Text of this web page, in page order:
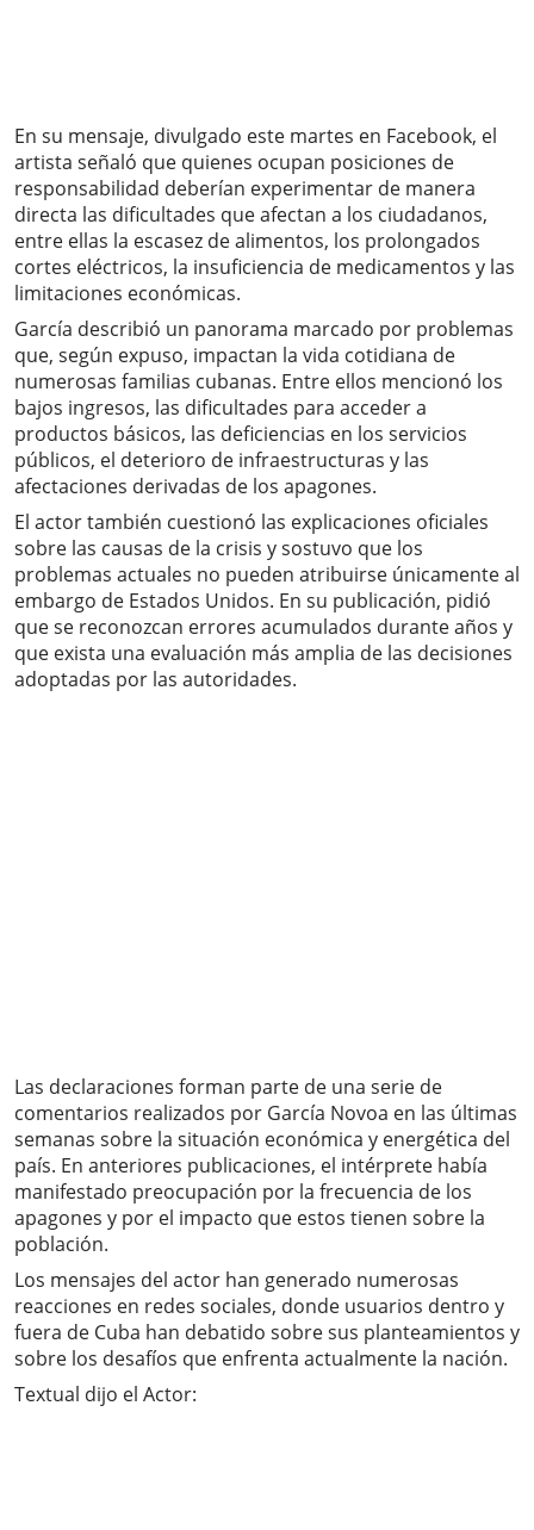
En su mensaje, divulgado este martes en Facebook, el
artista señaló que quienes ocupan posiciones de
responsabilidad deberían experimentar de manera
directa las dificultades que afectan a los ciudadanos,
entre ellas la escasez de alimentos, los prolongados
cortes eléctricos, la insuficiencia de medicamentos y las
limitaciones económicas.
García describió un panorama marcado por problemas
que, según expuso, impactan la vida cotidiana de
numerosas familias cubanas. Entre ellos mencionó los
bajos ingresos, las dificultades para acceder a
productos básicos, las deficiencias en los servicios
públicos, el deterioro de infraestructuras y las
afectaciones derivadas de los apagones.
El actor también cuestionó las explicaciones oficiales
sobre las causas de la crisis y sostuvo que los
problemas actuales no pueden atribuirse únicamente al
embargo de Estados Unidos. En su publicación, pidió
que se reconozcan errores acumulados durante años y
que exista una evaluación más amplia de las decisiones
adoptadas por las autoridades.
Las declaraciones forman parte de una serie de
comentarios realizados por García Novoa en las últimas
semanas sobre la situación económica y energética del
país. En anteriores publicaciones, el intérprete había
manifestado preocupación por la frecuencia de los
apagones y por el impacto que estos tienen sobre la
población.
Los mensajes del actor han generado numerosas
reacciones en redes sociales, donde usuarios dentro y
fuera de Cuba han debatido sobre sus planteamientos y
sobre los desafíos que enfrenta actualmente la nación.
Textual dijo el Actor: